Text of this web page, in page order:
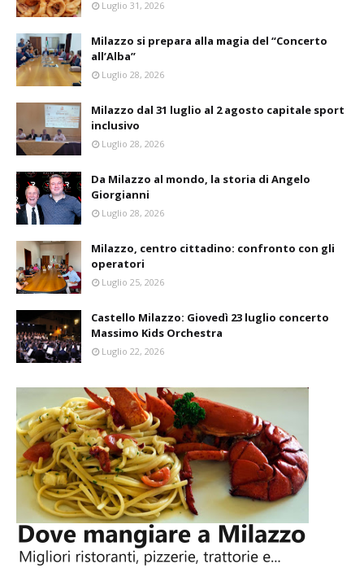
Luglio 31, 2026
Milazzo si prepara alla magia del “Concerto
all’Alba”
Luglio 28, 2026
Milazzo dal 31 luglio al 2 agosto capitale sport
inclusivo
Luglio 28, 2026
Da Milazzo al mondo, la storia di Angelo
Giorgianni
Luglio 28, 2026
Milazzo, centro cittadino: confronto con gli
operatori
Luglio 25, 2026
Castello Milazzo: Giovedì 23 luglio concerto
Massimo Kids Orchestra
Luglio 22, 2026